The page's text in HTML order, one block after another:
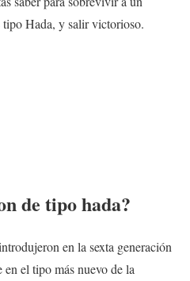
Hada, y salir victorioso.
de tipo hada?
en la sexta generación
el tipo más nuevo de la